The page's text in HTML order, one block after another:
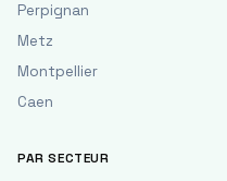
Perpignan
Metz
Montpellier
Caen
PAR SECTEUR